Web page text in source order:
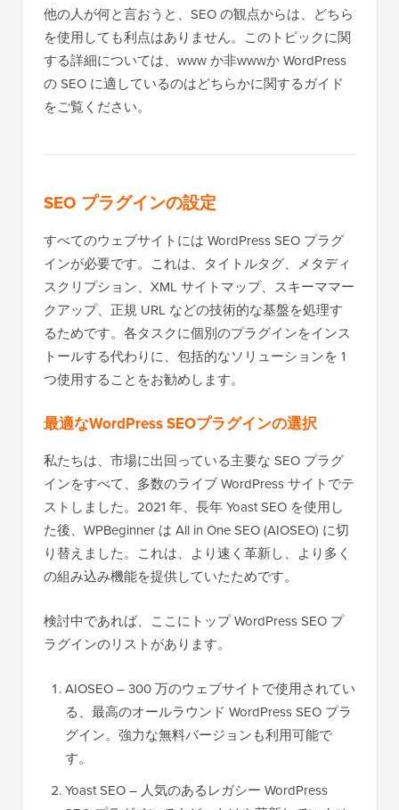
他の人が何と言おうと、SEO の観点からは、どちら
を使用しても利点はありません。このトピックに関
する詳細については、www か非wwwか WordPress
の SEO に適しているのはどちらかに関するガイド
をご覧ください。
SEO プラグインの設定
すべてのウェブサイトには WordPress SEO プラグ
インが必要です。これは、タイトルタグ、メタディ
スクリプション、XML サイトマップ、スキーママー
クアップ、正規 URL などの技術的な基盤を処理す
るためです。各タスクに個別のプラグインをインス
トールする代わりに、包括的なソリューションを 1
つ使用することをお勧めします。
最適なWordPress SEOプラグインの選択
私たちは、市場に出回っている主要な SEO プラグ
インをすべて、多数のライブ WordPress サイトでテ
ストしました。2021 年、長年 Yoast SEO を使用し
た後、WPBeginner は All in One SEO (AIOSEO) に切
り替えました。これは、より速く革新し、より多く
の組み込み機能を提供していたためです。
検討中であれば、ここにトップ WordPress SEO プ
ラグインのリストがあります。
AIOSEO – 300 万のウェブサイトで使用されてい
る、最高のオールラウンド WordPress SEO プラ
グイン。強力な無料バージョンも利用可能で
す。
Yoast SEO – 人気のあるレガシー WordPress